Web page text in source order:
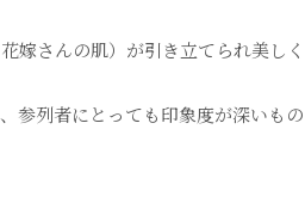
嫁さんの肌）が引き立てられ美しく
参列者にとっても印象度が深いもの